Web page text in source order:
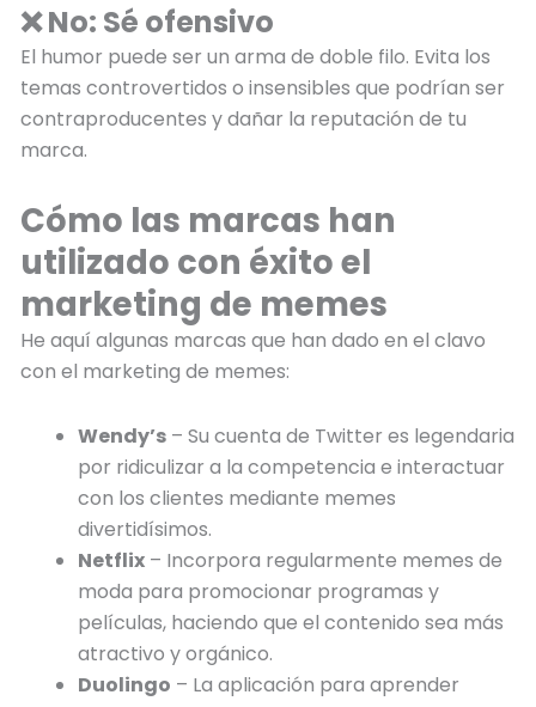
❌ No: Sé ofensivo
El humor puede ser un arma de doble filo. Evita los
temas controvertidos o insensibles que podrían ser
contraproducentes y dañar la reputación de tu
marca.
Cómo las marcas han
utilizado con éxito el
marketing de memes
He aquí algunas marcas que han dado en el clavo
con el marketing de memes:
Wendy’s – Su cuenta de Twitter es legendaria
por ridiculizar a la competencia e interactuar
con los clientes mediante memes
divertidísimos.
Netflix – Incorpora regularmente memes de
moda para promocionar programas y
películas, haciendo que el contenido sea más
atractivo y orgánico.
Duolingo – La aplicación para aprender